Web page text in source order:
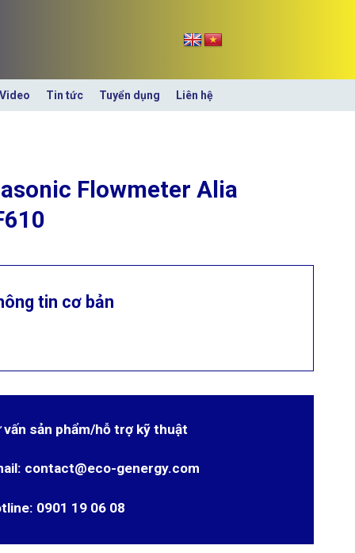
Video Tin tức Tuyển dụng Liên hệ
Flowmeter Alia
tin cơ bản
vấn sản phẩm/hỗ trợ kỹ thuật
contact@eco-genergy.com
0901 19 06 08